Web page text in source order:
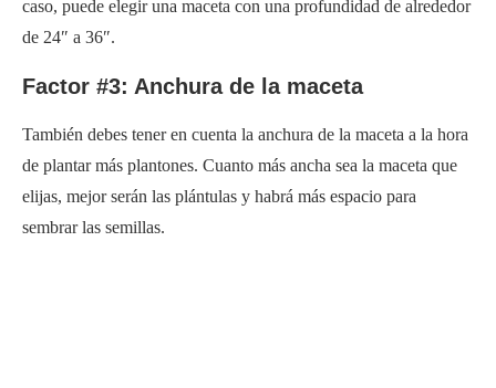
caso, puede elegir una maceta con una profundidad de alrededor
de 24″ a 36″.
Factor #3: Anchura de la maceta
También debes tener en cuenta la anchura de la maceta a la hora
de plantar más plantones. Cuanto más ancha sea la maceta que
elijas, mejor serán las plántulas y habrá más espacio para
sembrar las semillas.